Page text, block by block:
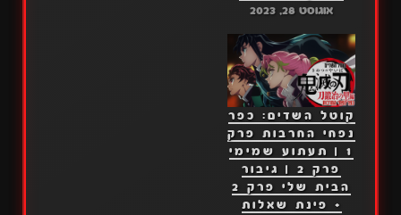
אוגוסט 28, 2023
קוטל השדים: כפר
נפחי החרבות פרק
1 | תעתוע שמימי
פרק 2 | גיבור
הבית שלי פרק 2
+ פינת שאלות